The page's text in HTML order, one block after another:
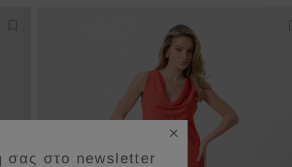
Προσθήκη στη λίστα αγαπημένων
σας στο newsletter